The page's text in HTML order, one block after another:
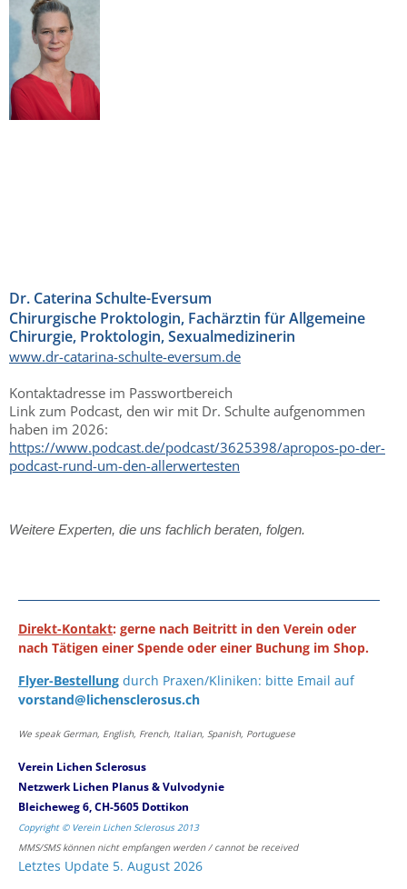
Dr. Caterina Schulte-Eversum
Chirurgische Proktologin, Fachärztin für Allgemeine
Chirurgie, Proktologin, Sexualmedizinerin
www.dr-catarina-schulte-eversum.de
Kontaktadresse im Passwortbereich
Link zum Podcast, den wir mit Dr. Schulte aufgenommen
haben im 2026:
https://www.podcast.de/podcast/3625398/apropos-po-der-
podcast-rund-um-den-allerwertesten
Weitere Experten, die uns fachlich beraten, folgen.
Direkt-Kontakt: gerne nach Beitritt in den Verein oder
nach Tätigen einer Spende oder einer Buchung im Shop.
Flyer-Bestellung durch Praxen/Kliniken: bitte Email auf
vorstand@lichensclerosus.ch
We speak German, English, French, Italian, Spanish, Portuguese
Verein Lichen Sclerosus
Netzwerk Lichen Planus & Vulvodynie
Bleicheweg 6, CH-5605 Dottikon
Copyright © Verein Lichen Sclerosus 2013
MMS/SMS können nicht empfangen werden / cannot be received
Letztes Update 5. August 2026